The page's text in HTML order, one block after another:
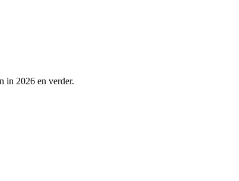
in 2026 en verder.